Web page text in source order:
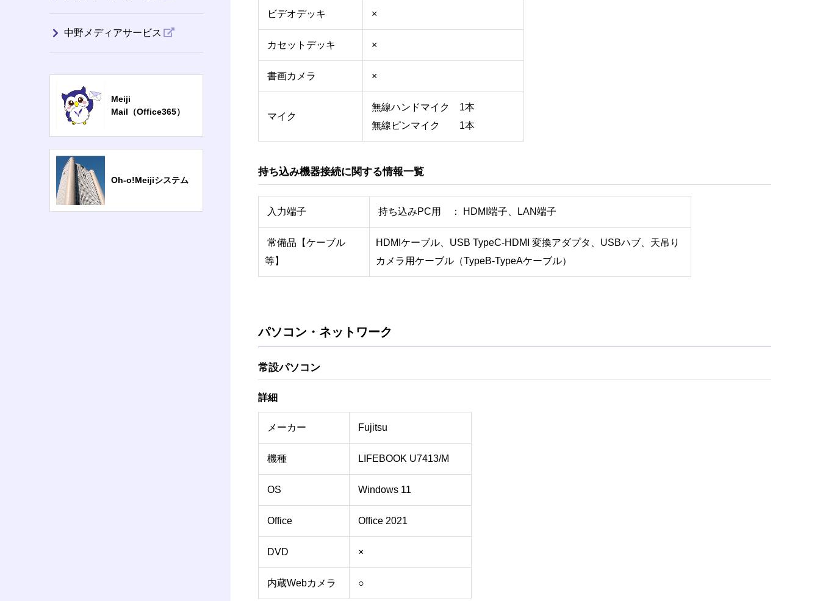
ビデオデッキ ×
カセットデッキ ×
書画カメラ ×
マイク
無線ハンドマイク 1本
無線ピンマイク 1本
持ち込み機器接続に関する情報一覧
入力端子 持ち込みPC用 ： HDMI端子、LAN端子
常備品【ケーブル
等】
HDMIケーブル、USB TypeC-HDMI 変換アダプタ、USBハブ 、天吊り
カメラ用ケーブル（TypeB-TypeAケーブル）
パソコン・ネットワーク
常設パソコン
詳細
メーカー Fujitsu
機種 LIFEBOOK U7413/M
OS Windows 11
Office Office 2021
DVD ×
内蔵Webカメラ ○
中野メディアサービス
Meiji
Mail（Office365）
Oh-o!Meijiシステム